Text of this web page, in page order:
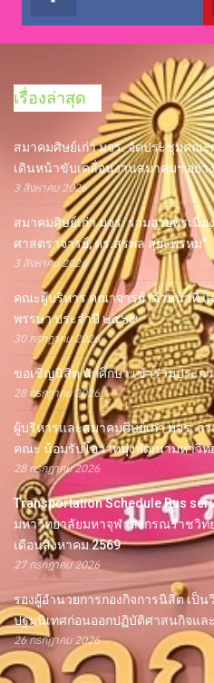
เรื่องล่าสุด
สมาคมศิษย์เก่า มจร. จัดประชุมคณ
เดินหน้าขับเคลื่อนงานสมาคมฯ อย่า
3 สิงหาคม 2026
สมาคมศิษย์เก่า มจร. ร่วมอวยพรเนื่อ
ศาสตราจารย์, ดร.สุรพล สุยะพรหม”
3 สิงหาคม 2026
คณะผู้บริหาร คณาจารย์ เจ้าหน้าที่
พรรษา ประจำปี ๒๕๖๙
30 กรกฎาคม 2026
ขอเชิญนิสิต นักศึกษา เข้าร่วมประกว
28 กรกฎาคม 2026
ผู้บริหารและสมาคมศิษย์เก่า มจร. ถ
คณะ น้อมรับโอวาทมุ่งพัฒนามหาวิท
28 กรกฎาคม 2026
Transportation Schedule Bus
มหาวิทยาลัยมหาจุฬาลงกรณราชวิท
เดือนสิงหาคม 2569
27 กรกฎาคม 2026
รองผู้อำนวยการกองกิจการนิสิต เป็น
ปฐมนิเทศก่อนออกปฏิบัติศาสนกิจแล
26 กรกฎาคม 2026